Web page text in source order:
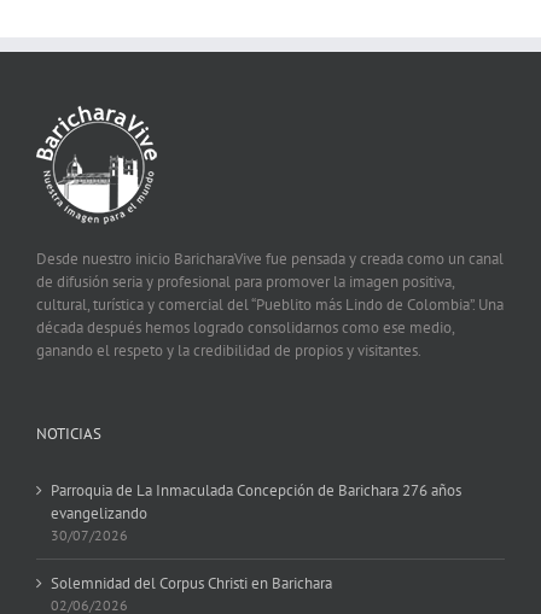
Desde nuestro inicio BaricharaVive fue pensada y creada como un canal
de difusión seria y profesional para promover la imagen positiva,
cultural, turística y comercial del “Pueblito más Lindo de Colombia”. Una
década después hemos logrado consolidarnos como ese medio,
ganando el respeto y la credibilidad de propios y visitantes.
NOTICIAS
Parroquia de La Inmaculada Concepción de Barichara 276 años
evangelizando
30/07/2026
Solemnidad del Corpus Christi en Barichara
02/06/2026